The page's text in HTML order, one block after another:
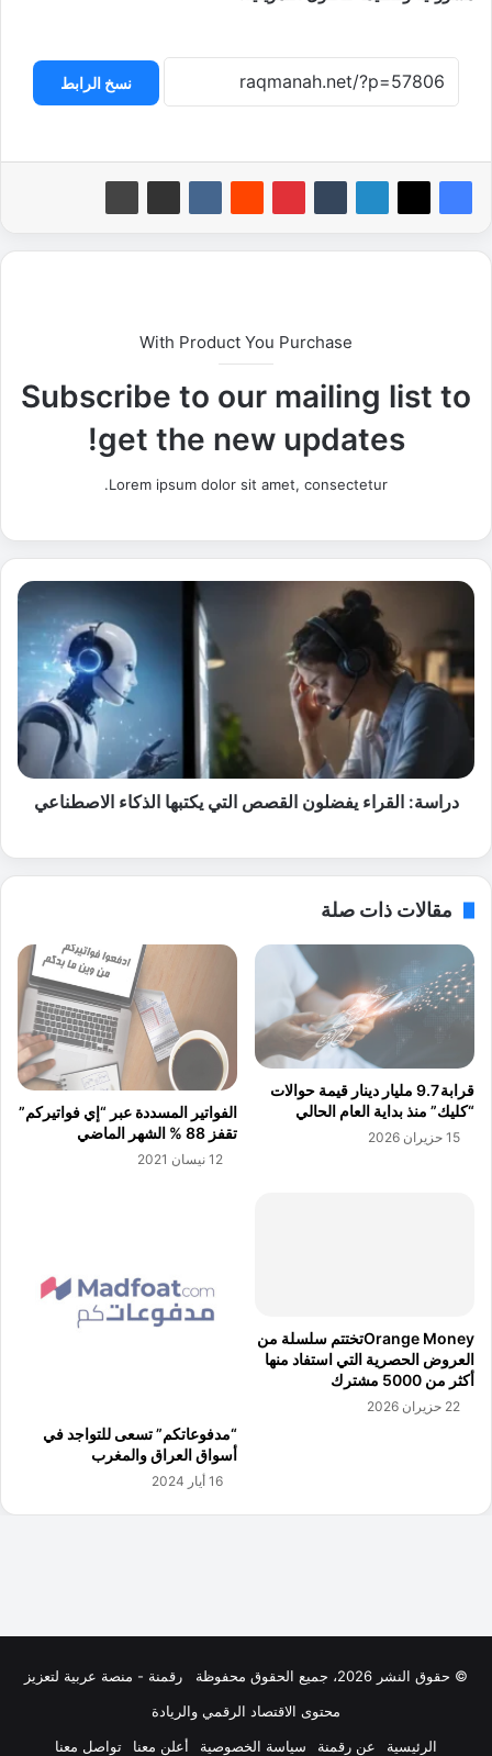
© حقوق النشر 2026، جميع الحقوق محفوظة
رقمنة - منصة عربية لتعزيز
محتوى الاقتصاد الرقمي والريادة
الرئيسية
عن رقمنة سياسة الخصوصية أعلن معنا تواصل معنا